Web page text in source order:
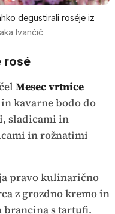
degustirali roséje iz
Ivančič
rosé
Mesec vrtnice
kavarne bodo do
sladicami in
in rožnatimi
pravo kulinarično
z grozdno kremo in
brancina s tartufi.